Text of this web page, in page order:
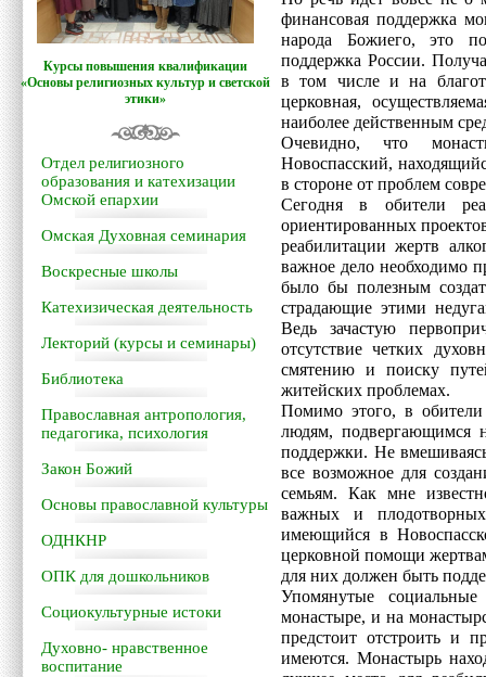
Курсы повышения квалификации
«Основы религиозных культур и светской
этики»
Отдел религиозного
образования и катехизации
Омской епархии
Омская Духовная семинария
Воскресные школы
Катехизическая деятельность
Лекторий (курсы и семинары)
Библиотека
Православная антропология,
педагогика, психология
Закон Божий
Основы православной культуры
ОДНКНР
ОПК для дошкольников
Социокультурные истоки
Духовно- нравственное
воспитание
финансовая поддержка
народа Божиего, это
поддержка России.
в том числе и на
церковная,
наиболее действенным
Очевидно, что
Новоспасский,
в стороне от проблем
Сегодня в обители
ориентированных
реабилитации жертв
важное дело необходимо
было бы полезным
страдающие этими
Ведь зачастую
отсутствие четких
смятению и поиску
житейских проблемах.
Помимо этого, в
людям, подвергающимся
поддержки. Не
все возможное для
семьям. Как мне
важных и
имеющийся в
церковной помощи
для них должен быть
Упомянутые
монастыре, и на
предстоит отстроить и
имеются. Монастырь